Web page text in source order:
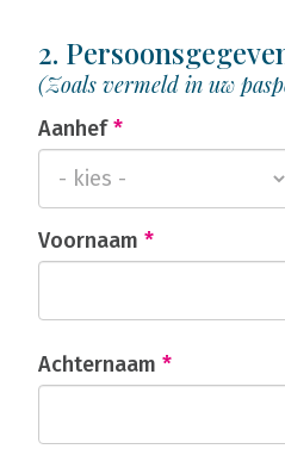
2.
(Zoals vermeld in uw
Aanhef*
Voornaam *
Achternaam *